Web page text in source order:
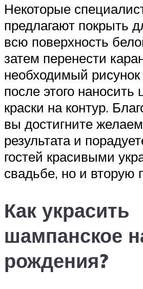
Некоторые
предлагают покрыть
всю поверхность
затем перенести
необходимый рисунок
после этого наносить
краски на контур.
вы достигните
результата и
гостей красивыми
свадьбе, но и вторую
Как украсить
шампанское
рождения?